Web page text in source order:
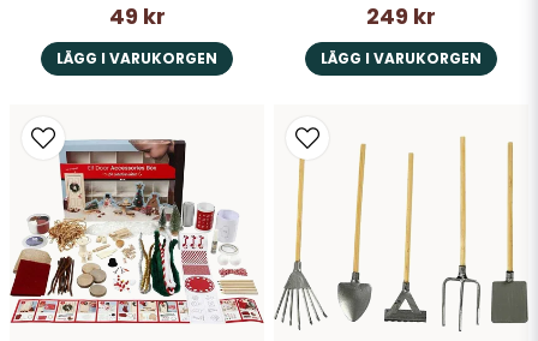
49 kr
LÄGG I VARUKORGEN
249 kr
LÄGG I VARUKORGEN